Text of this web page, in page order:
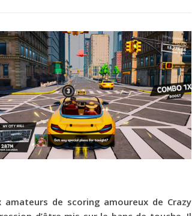
amateurs de scoring amoureux de Crazy